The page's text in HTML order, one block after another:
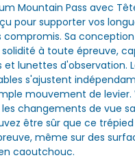
Mountain Pass avec
pour supporter vos
compromis. Sa
à toute épreuve,
et lunettes d'observation.
s'ajustent
mouvement de levier.
changements de vue
être sûr que ce
même sur des
caoutchouc.